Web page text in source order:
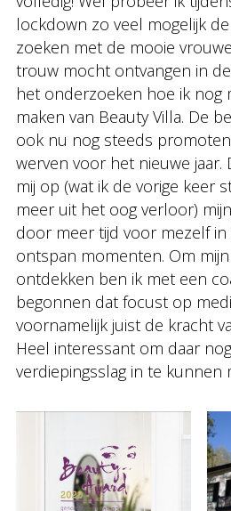
lockdown zo veel mogelijk
zoeken met de mooie
trouw mocht ontvangen in
het onderzoeken hoe ik nog
maken van Beauty Villa. De
ook nu nog steeds
werven voor het nieuwe jaar.
mij op (wat ik de vorige keer
meer uit het oog verloor)
door meer tijd voor mezelf
ontspan momenten. Om
ontdekken ben ik met een
begonnen dat focust op
voornamelijk juist de kracht
Heel interessant om daar
verdiepingsslag in te kunnen